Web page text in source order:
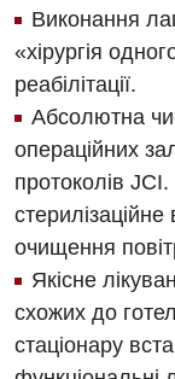
Безоплатні
Вакцинація
Відділення
Відділення
Відділення
Гінекологічне
Денний
Урологічне
Хірургічне
Швидка
Виконання
«хірургія
реабілітації.
Абсолютна
операційних
протоколів
стерилізаційне
очищення
Якісне
схожих до
стаціонару